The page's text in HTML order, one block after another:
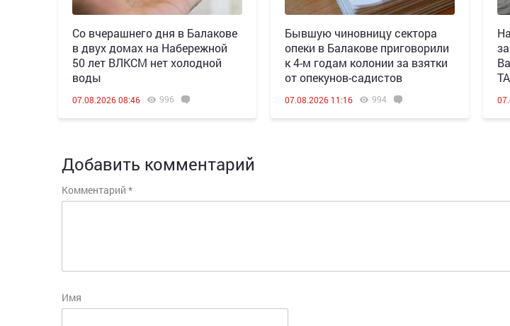
Со вчерашнего дня в Балакове
в двух домах на Набережной
50 лет ВЛКСМ нет холодной
воды
07.08.2026 08:46 996
Бывшую чиновницу сектора
опеки в Балакове приговорили
к 4-м годам колонии за взятки
от опекунов-садистов
07.08.2026 11:16 994
Добавить комментарий
Комментарий *
Имя